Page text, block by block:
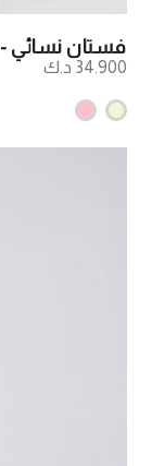
فستان نسائي - 940734
34.900 د.ك